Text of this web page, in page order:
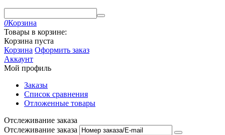
0Корзина
Товары в корзине:
Корзина пуста
Корзина Оформить заказ
Аккаунт
Мой профиль
Заказы
Список сравнения
Отложенные товары
Отслеживание заказа
Отслеживание заказа